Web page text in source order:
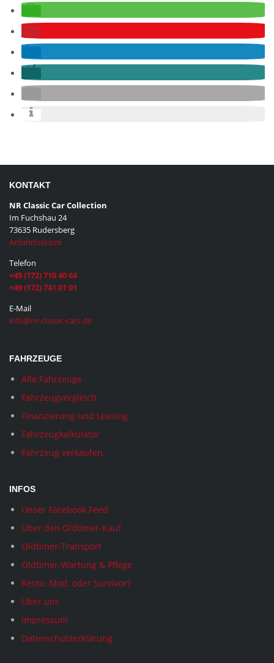
KONTAKT
NR Classic Car Collection
Im Fuchshau 24
73635 Rudersberg
Anfahrtsskizze
Telefon
+49 (172) 710 40 64
+49 (172) 741 01 01
E-Mail
info@nr-classic-cars.de
FAHRZEUGE
Alle Fahrzeuge
Fahrzeugvergleich
Finanzierung und Leasing
Fahrzeugkalkulator
Fahrzeug verkaufen
INFOS
Unser Facebook Feed
Über den Oldtimer-Kauf
Oldtimer-Transport
Oldtimer-Wartung & Pflege
Resto. Mod. oder Survivor?
Über uns
Impressum
Datenschutzerklärung